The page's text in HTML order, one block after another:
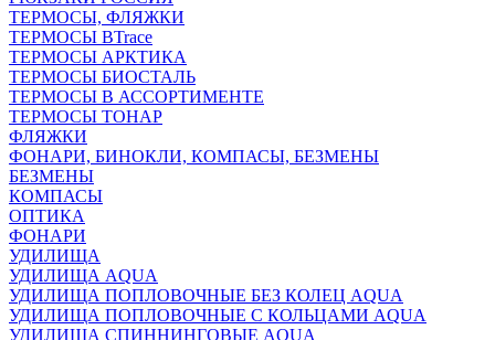
ТЕРМОСЫ, ФЛЯЖКИ
ТЕРМОСЫ BTrace
ТЕРМОСЫ АРКТИКА
ТЕРМОСЫ БИОСТАЛЬ
ТЕРМОСЫ В АССОРТИМЕНТЕ
ТЕРМОСЫ ТОНАР
ФЛЯЖКИ
ФОНАРИ, БИНОКЛИ, КОМПАСЫ, БЕЗМЕНЫ
БЕЗМЕНЫ
КОМПАСЫ
ОПТИКА
ФОНАРИ
УДИЛИЩА
УДИЛИЩА AQUA
УДИЛИЩА ПОПЛОВОЧНЫЕ БЕЗ КОЛЕЦ AQUA
УДИЛИЩА ПОПЛОВОЧНЫЕ С КОЛЬЦАМИ AQUA
УДИЛИЩА СПИННИНГОВЫЕ AQUA